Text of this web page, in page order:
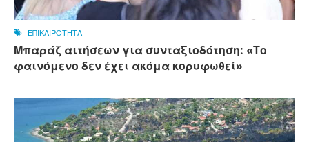
ΕΠΙΚΑΙΡΟΤΗΤΑ
Μπαράζ αιτήσεων για συνταξιοδότηση: «Το
φαινόμενο δεν έχει ακόμα κορυφωθεί»